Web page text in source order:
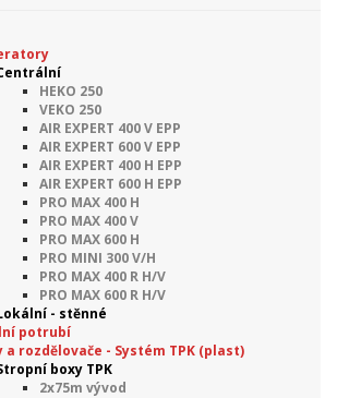
HEKO 250
VEKO 250
AIR EXPERT 400 V EPP
AIR EXPERT 600 V EPP
AIR EXPERT 400 H EPP
AIR EXPERT 600 H EPP
PRO MAX 400 H
PRO MAX 400 V
PRO MAX 600 H
PRO MINI 300 V/H
PRO MAX 400 R H/V
PRO MAX 600 R H/V
- stěnné
potrubí
a rozdělovače - Systém TPK (plast)
boxy TPK
2x75m vývod